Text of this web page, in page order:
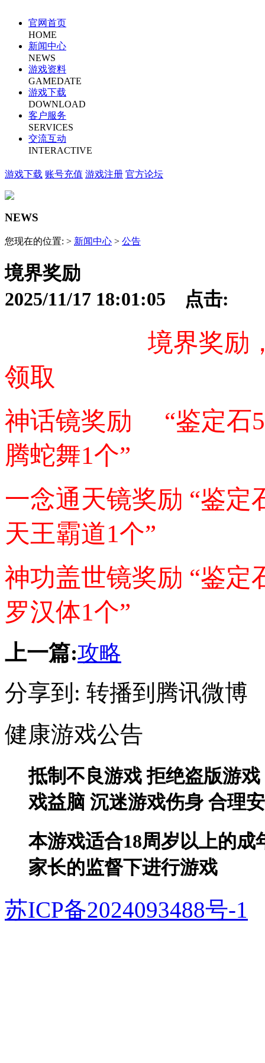
官网首页
HOME
新闻中心
NEWS
游戏资料
GAMEDATE
游戏下载
DOWNLOAD
客户服务
SERVICES
交流互动
INTERACTIVE
游戏下载 账号充值 游戏注册 官方论坛
NEWS
您现在的位置: > 新闻中心 > 公告
境界奖励
2025/11/17 18:01:05 点击:
境界奖励，（前
领取
神话镜奖励 “鉴定石
腾蛇舞1个”
一念通天镜奖励 “鉴定
天王霸道1个”
神功盖世镜奖励 “鉴定
罗汉体1个”
上一篇:攻略
分享到: 转播到腾讯微博
健康游戏公告
抵制不良游戏 拒绝盗版游
戏益脑 沉迷游戏伤身 合理
本游戏适合18周岁以上的成
家长的监督下进行游戏
苏ICP备2024093488号-1